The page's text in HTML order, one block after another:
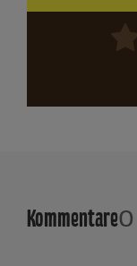
Kommentare0